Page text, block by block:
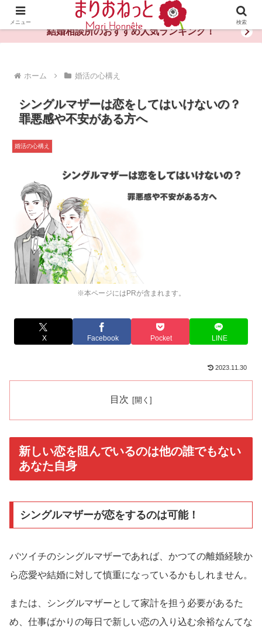
婚活や出会いの体験談・評判・秘訣がわかる情報サイト
結婚相談所のおすすめ人気ランキング！
ホーム 婚活の心構え
シングルマザーは恋をしてはいけないの？
罪悪感や不安がある方へ
※本ページにはPRが含まれます。
婚活の心構え
X Facebook Pocket LINE
2023.11.30
目次
新しい恋を阻んでいるのは他の誰でもない
あなた自身
シングルマザーが恋をするのは可能！
バツイチのシングルマザーであれば、かつての離婚経験か
ら恋愛や結婚に対して慎重になっているかもしれません。
または、シングルマザーとして家計を担う必要があるた
め、仕事ばかりの毎日で新しい恋の入り込む余裕なんてな
メニュー 検索